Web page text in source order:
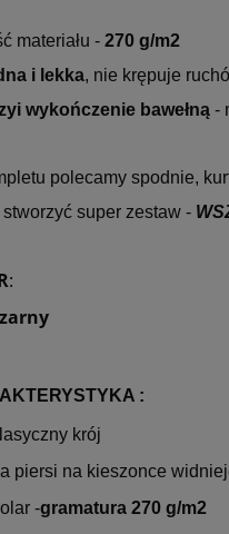
materiału - 270 g/m2
i lekka, nie krępuje
wykończenie bawełną -
polecamy spodnie,
stworzyć super zestaw -
:
:
krój
piersi na kieszonce
-gramatura 270 g/m2